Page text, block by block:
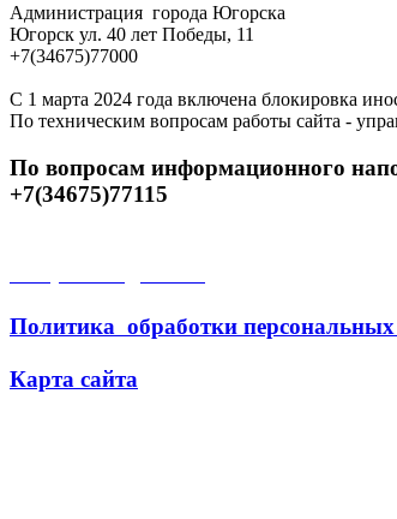
Администрация города Югорска
Югорск ул. 40 лет Победы, 11
+7(34675)77000
С 1 марта 2024 года включена блокировка
По техническим вопросам работы сайта -
По вопросам информационного
+7(34675)77115
Политика обработки
Карта сайта